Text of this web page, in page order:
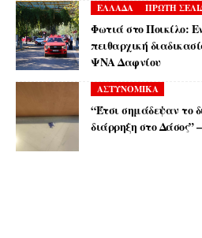
ΕΛΛΑΔΑ ΠΡΩΤΗ
Φωτιά στο Ποικίλο:
πειθαρχική
ΨΝΑ Δαφνίου
ΑΣΤΥΝΟΜΙΚΑ
“Έτσι σημάδεψαν το
διάρρηξη στο